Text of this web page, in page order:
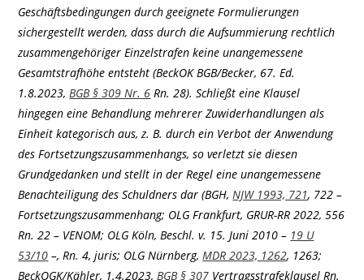
Geschäftsbedingungen durch geeignete Formulierungen
sichergestellt werden, dass durch die Aufsummierung rechtlich
zusammengehöriger Einzelstrafen keine unangemessene
Gesamtstrafhöhe entsteht (BeckOK BGB/Becker, 67. Ed.
1.8.2023, BGB § 309 Nr. 6 Rn. 28). Schließt eine Klausel
hingegen eine Behandlung mehrerer Zuwiderhandlungen als
Einheit kategorisch aus, z. B. durch ein Verbot der Anwendung
des Fortsetzungszusammenhangs, so verletzt sie diesen
Grundgedanken und stellt in der Regel eine unangemessene
Benachteiligung des Schuldners dar (BGH, NJW 1993, 721, 722 –
Fortsetzungszusammenhang; OLG Frankfurt, GRUR-RR 2022, 556
Rn. 22 – VENOM; OLG Köln, Beschl. v. 15. Juni 2010 – 19 U
53/10 –, Rn. 4, juris; OLG Nürnberg, MDR 2023, 1262, 1263;
BeckOGK/Kähler, 1.4.2023, BGB § 307 Vertragsstrafeklausel Rn.